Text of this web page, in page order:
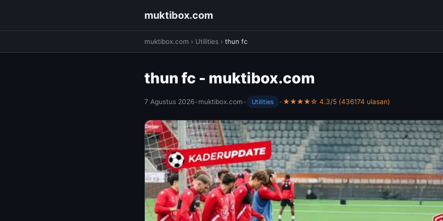
muktibox.com
muktibox.com › Utilities › thun fc
thun fc - muktibox.com
7 Agustus 2026•muktibox.com• Utilities •★★★★☆ 4.3/5 (436174 ulasan)